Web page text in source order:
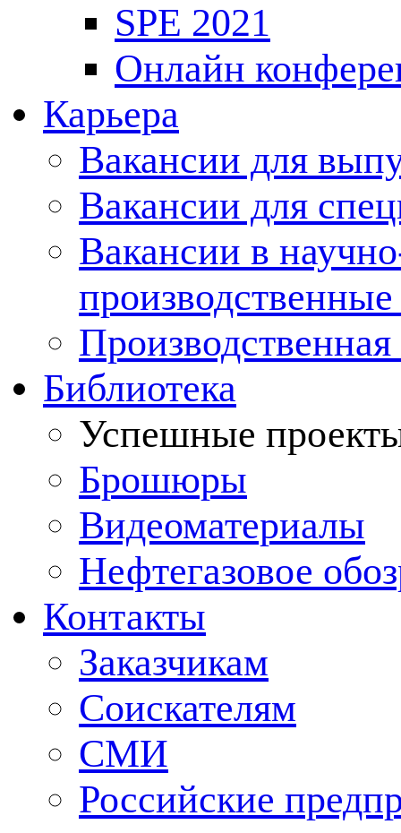
SPE 2021
Онлайн
Карьера
Вакансии для
Вакансии для
Вакансии в
Производственная
Библиотека
Успешные
Брошюры
Видеоматериалы
Нефтегазовое
Контакты
Заказчикам
Соискателям
СМИ
Российские